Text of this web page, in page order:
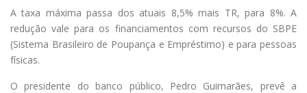
A taxa máxima passa dos atuais 8,5% mais TR, para 8%. A
redução vale para os financiamentos com recursos do SBPE
(Sistema Brasileiro de Poupança e Empréstimo) e para pessoas
físicas.
O presidente do banco público, Pedro Guimarães, prevê a